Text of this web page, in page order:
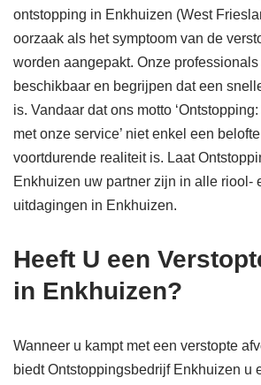
ontstopping in Enkhuizen (West
oorzaak als het symptoom van de
worden aangepakt. Onze
beschikbaar en begrijpen dat een
is. Vandaar dat ons motto
met onze service’ niet enkel een
voortdurende realiteit is. Laat
Enkhuizen uw partner zijn in alle riool-
uitdagingen in Enkhuizen.
Heeft U een
in Enkhuizen?
Wanneer u kampt met een verstopte
biedt Ontstoppingsbedrijf Enkhuizen u